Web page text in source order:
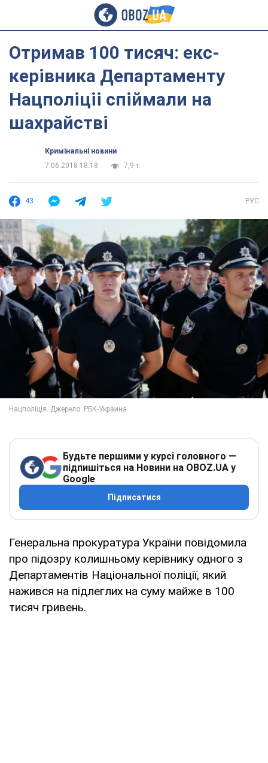
Отримав 100 тисяч: екс-
керівника Департаменту
Нацполіціі спіймали на
шахрайстві
Кримінальні новини
7.06.2018 18:18
7,9 т.
43 РУС
Будьте першими у курсі головного —
підпишіться на Новини на OBOZ.UA у
Google
Підписатися
Генеральна прокуратура України повідомила
про підозру колишньому керівнику одного з
Департаментів Національної поліції, який
нажився на підлеглих на суму майже в 100
тисяч гривень.